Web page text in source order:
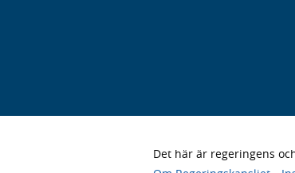
Det här är regeringens